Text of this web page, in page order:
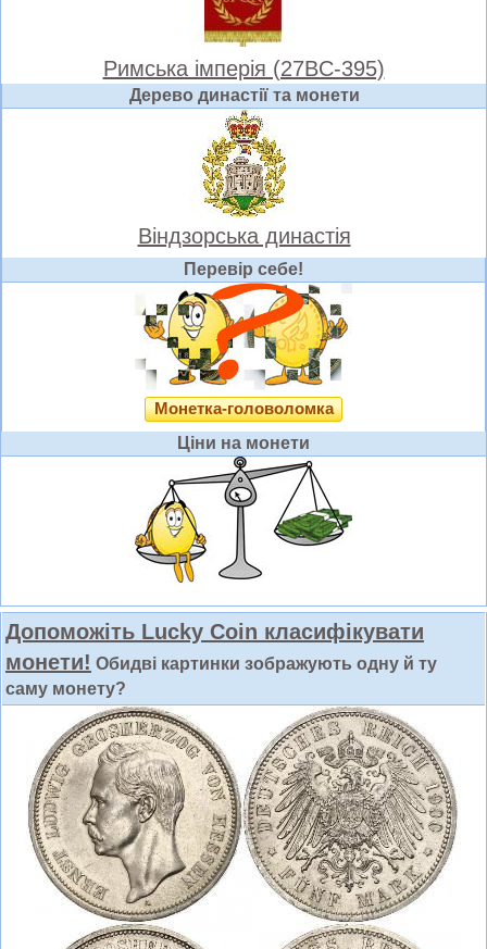
Римська імперія (27BC-395)
Дерево династії та монети
Віндзорська династія
Перевір себе!
Монетка-головоломка
Ціни на монети
Допоможіть Lucky Coin класифікувати
монети! Обидві картинки зображують одну й ту
саму монету?